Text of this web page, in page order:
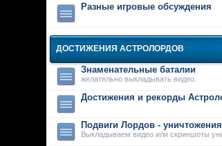
Разные игровые обсуждения
ДОСТИЖЕНИЯ АСТРОЛОРДОВ
Знаменательные баталии
желательно выкладывать видео.
Достижения и рекорды
Подвиги Лордов -
Выкладываем видео или скриншоты